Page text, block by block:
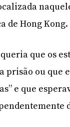
de Hong Kong.
que os
prisão ou
e que